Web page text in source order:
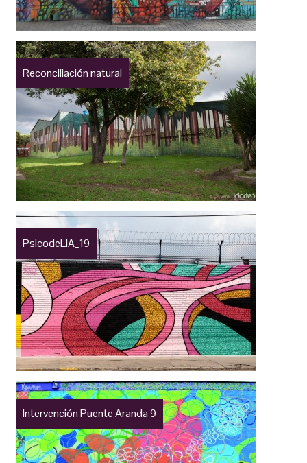
Reconciliación natural
PsicodeLIA_19
Intervención Puente Aranda 9